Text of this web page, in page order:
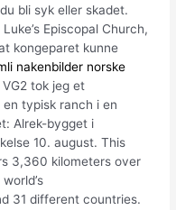
bli syk eller skadet.
Episcopal Church,
kongeparet kunne
nakenbilder norske
tok jeg et
typisk ranch i en
Alrek-bygget i
10. august. This
3,360 kilometers over
31 different countries.